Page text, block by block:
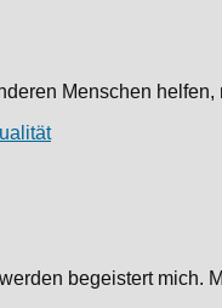
Menschen
begeistert mich.